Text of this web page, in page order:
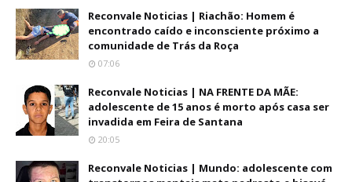
Reconvale Noticias | Riachão: Homem é
encontrado caído e inconsciente próximo a
comunidade de Trás da Roça
07:06
Reconvale Noticias | NA FRENTE DA MÃE:
adolescente de 15 anos é morto após casa ser
invadida em Feira de Santana
20:05
Reconvale Noticias | Mundo: adolescente com